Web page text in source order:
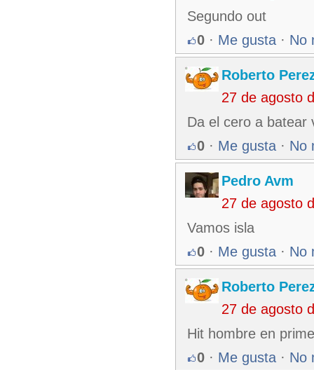
Segundo out
0 · Me gusta · No
Roberto
27 de agosto
Da el cero a batear
0 · Me gusta · No
Pedro Avm
27 de agosto
Vamos isla
0 · Me gusta · No
Roberto
27 de agosto
Hit hombre en
0 · Me gusta · No